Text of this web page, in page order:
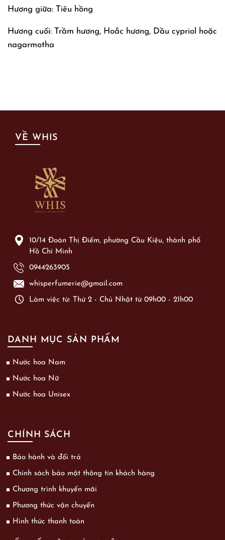
Hương giữa: Tiêu hồng
Hương cuối: Trầm hương, Hoắc hương, Dầu cypriol hoặc
nagarmotha
VỀ WHIS
10/14 Đoàn Thị Điểm, phường Cầu Kiệu, thành phố
Hồ Chí Minh
0944263905
whisperfumerie@gmail.com
Làm việc từ: Thứ 2 - Chủ Nhật từ 09h00 - 21h00
DANH MỤC SẢN PHẨM
Nước hoa Nam
Nước hoa Nữ
Nước hoa Unisex
CHÍNH SÁCH
Bảo hành và đổi trả
Chính sách bảo mật thông tin khách hàng
Chương trình khuyến mãi
Phương thức vận chuyển
Hình thức thanh toán